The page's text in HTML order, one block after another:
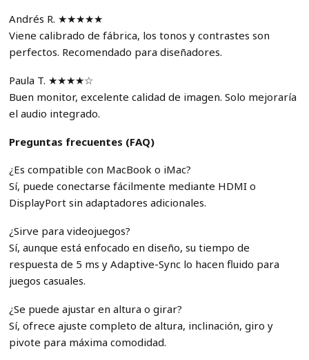
Andrés R. ★★★★★
Viene calibrado de fábrica, los tonos y contrastes son
perfectos. Recomendado para diseñadores.
Paula T. ★★★★☆
Buen monitor, excelente calidad de imagen. Solo mejoraría
el audio integrado.
Preguntas frecuentes (FAQ)
¿Es compatible con MacBook o iMac?
Sí, puede conectarse fácilmente mediante HDMI o
DisplayPort sin adaptadores adicionales.
¿Sirve para videojuegos?
Sí, aunque está enfocado en diseño, su tiempo de
respuesta de 5 ms y Adaptive-Sync lo hacen fluido para
juegos casuales.
¿Se puede ajustar en altura o girar?
Sí, ofrece ajuste completo de altura, inclinación, giro y
pivote para máxima comodidad.